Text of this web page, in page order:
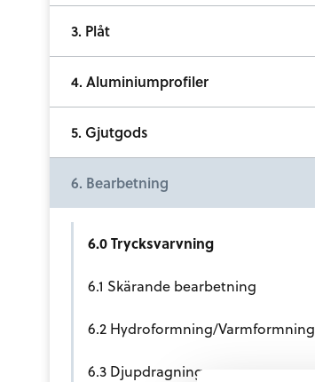
3. Plåt
4. Aluminiumprofiler
5. Gjutgods
6. Bearbetning
6.0 Trycksvarvning
6.1 Skärande bearbetning
6.2 Hydroformning/Varmformning
6.3 Djupdragning